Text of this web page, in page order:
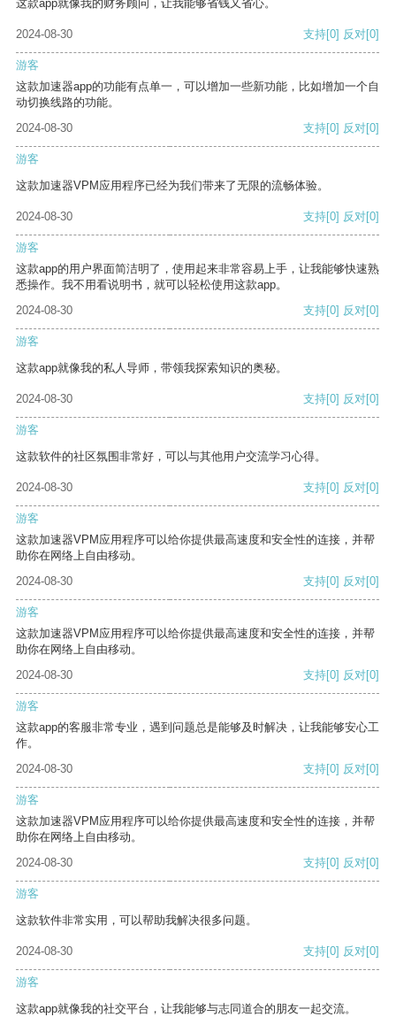
这款app就像我的财务顾问，让我能够省钱又省心。
2024-08-30 支持[0] 反对[0]
游客
这款加速器app的功能有点单一，可以增加一些新功能，比如增加一个自
动切换线路的功能。
2024-08-30
支持[0] 反对[0]
游客
这款加速器VPM应用程序已经为我们带来了无限的流畅体验。
2024-08-30 支持[0] 反对[0]
游客
这款app的用户界面简洁明了，使用起来非常容易上手，让我能够快速熟
悉操作。我不用看说明书，就可以轻松使用这款app。
2024-08-30
支持[0] 反对[0]
游客
这款app就像我的私人导师，带领我探索知识的奥秘。
2024-08-30 支持[0] 反对[0]
游客
这款软件的社区氛围非常好，可以与其他用户交流学习心得。
2024-08-30 支持[0] 反对[0]
游客
这款加速器VPM应用程序可以给你提供最高速度和安全性的连接，并帮
助你在网络上自由移动。
2024-08-30
支持[0] 反对[0]
游客
这款加速器VPM应用程序可以给你提供最高速度和安全性的连接，并帮
助你在网络上自由移动。
2024-08-30
支持[0] 反对[0]
游客
这款app的客服非常专业，遇到问题总是能够及时解决，让我能够安心工
作。
2024-08-30
支持[0] 反对[0]
游客
这款加速器VPM应用程序可以给你提供最高速度和安全性的连接，并帮
助你在网络上自由移动。
2024-08-30
支持[0] 反对[0]
游客
这款软件非常实用，可以帮助我解决很多问题。
2024-08-30 支持[0] 反对[0]
游客
这款app就像我的社交平台，让我能够与志同道合的朋友一起交流。